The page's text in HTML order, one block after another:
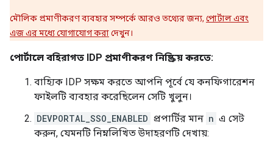
মৌলিক প্রমাণীকরণ ব্যবহার সম্পর্কে আরও তথ্যের জন্য, পোর্টাল এবং
এজ এর মধ্যে যোগাযোগ করাদেখুন।
পোর্টালে বহিরাগত IDP প্রমাণীকরণ নিষ্ক্রিয় করতে:
বাহ্যিক IDP সক্ষম করতে আপনি পূর্বে যে কনফিগারেশন
ফাইলটি ব্যবহার করেছিলেন সেটি খুলুন।
DEVPORTAL_SSO_ENABLED প্রপার্টির মান n এ সেট
করুন, যেমনটি নিম্নলিখিত উদাহরণটি দেখায়: